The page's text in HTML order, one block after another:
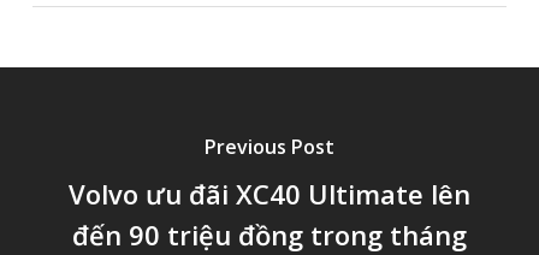
Previous Post
Volvo ưu đãi XC40 Ultimate lên
đến 90 triệu đồng trong tháng